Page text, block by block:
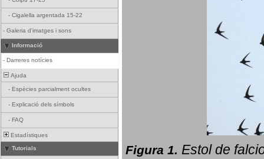
- Cigalella argentada 15-22
- Galeria d'imatges i sons
Informació
- Darreres notícies
Ajuda
- Espècies parcialment ocultes
- Explicació dels símbols
- FAQ
Estadístiques
Tutorials
Figura 1. Estol de